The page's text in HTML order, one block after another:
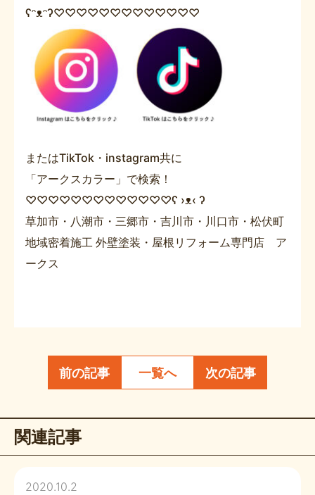
ʕᵔᴥᵔʔ♡♡♡♡♡♡♡♡♡♡♡♡♡
またはTikTok・instagram共に
「アークスカラー」で検索！
♡♡♡♡♡♡♡♡♡♡♡♡♡ʕ ›ᴥ‹ ʔ
草加市・八潮市・三郷市・吉川市・川口市・松伏町
地域密着施工 外壁塗装・屋根リフォーム専門店 ア
ークス
前の記事 一覧へ 次の記事
関連記事
2020.10.2